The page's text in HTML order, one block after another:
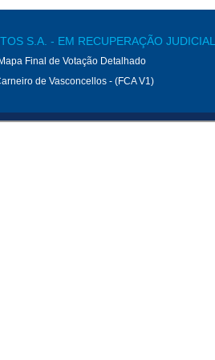
S.A. - EM RECUPERAÇÃO
Final de Votação Detalhado
de Vasconcellos - (FCA V1)